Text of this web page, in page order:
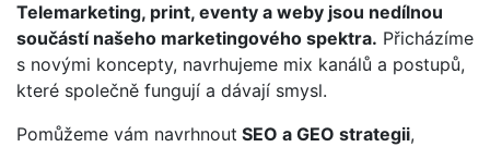
Telemarketing, print, eventy a weby jsou nedílnou
součástí našeho marketingového spektra. Přicházíme
s novými koncepty, navrhujeme mix kanálů a postupů,
které společně fungují a dávají smysl.
Pomůžeme vám navrhnout SEO a GEO strategii,